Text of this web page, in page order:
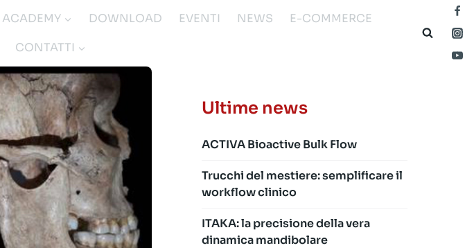
ACADEMY DOWNLOAD EVENTI NEWS
E-COMMERCE
CONTATTI
Ultime news
ACTIVA Bioactive Bulk Flow
Trucchi del mestiere: semplificare il
workflow clinico
ITAKA: la precisione della vera
dinamica mandibolare